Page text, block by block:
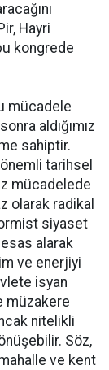
Hayri
kongrede
mücadele
aldığımız
sahiptir.
tarihsel
mücadelede
olarak radikal
siyaset
esas alarak
ve enerjiyi
isyan
müzakere
nitelikli
Söz,
ve kent